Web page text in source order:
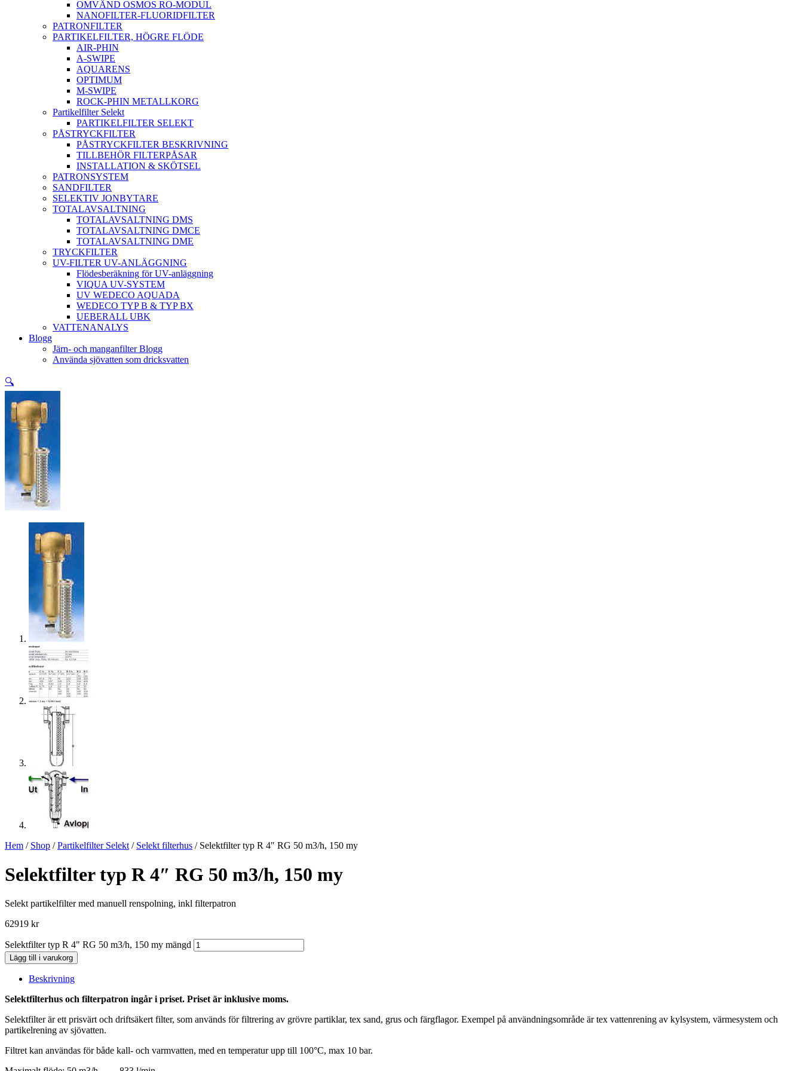
OMVÄND OSMOS RO-MODUL
NANOFILTER-FLUORIDFILTER
PATRONFILTER
PARTIKELFILTER, HÖGRE FLÖDE
AIR-PHIN
A-SWIPE
AQUARENS
OPTIMUM
M-SWIPE
ROCK-PHIN METALLKORG
Partikelfilter Selekt
PARTIKELFILTER SELEKT
PÅSTRYCKFILTER
PÅSTRYCKFILTER BESKRIVNING
TILLBEHÖR FILTERPÅSAR
INSTALLATION & SKÖTSEL
PATRONSYSTEM
SANDFILTER
SELEKTIV JONBYTARE
TOTALAVSALTNING
TOTALAVSALTNING DMS
TOTALAVSALTNING DMCE
TOTALAVSALTNING DME
TRYCKFILTER
UV-FILTER UV-ANLÄGGNING
Flödesberäkning för UV-anläggning
VIQUA UV-SYSTEM
UV WEDECO AQUADA
WEDECO TYP B & TYP BX
UEBERALL UBK
VATTENANALYS
Blogg
Järn- och manganfilter Blogg
Använda sjövatten som dricksvatten
🔍
Hem / Shop /Partikelfilter Selekt / Selekt filterhus / Selektfilter typ R 4″ RG 50 m3/h, 150 my
Selektfilter typ R 4″ RG 50 m3/h, 150 my
Selekt partikelfilter med manuell renspolning, inkl filterpatron
62919 kr
Selektfilter typ R 4" RG 50 m3/h, 150 my mängd
Lägg till i varukorg
Beskrivning
Selektfilterhus och filterpatron ingår i priset. Priset är inklusive moms.
Selektfilter är ett prisvärt och driftsäkert filter, som används för filtrering av grövre partiklar, tex sand, grus och färgflagor. Exempel på användningsområde är tex vattenrening av kylsystem, värmesystem och
partikelrening av sjövatten.
Filtret kan användas för både kall- och varmvatten, med en temperatur upp till 100°C, max 10 bar.